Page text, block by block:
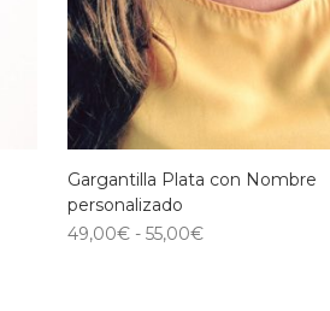
Gargantilla Plata con Nombre
personalizado
49,00€ - 55,00€